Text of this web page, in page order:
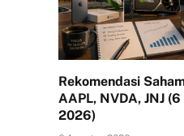
Rekomendasi
AAPL, NVDA, JNJ
2026)